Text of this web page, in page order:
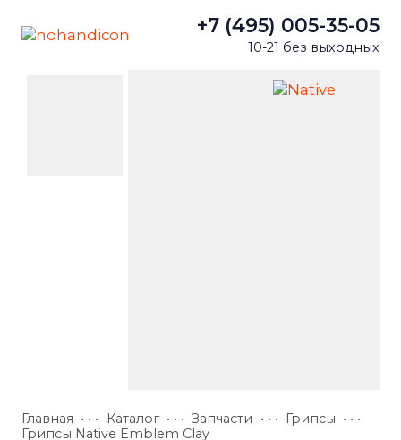
+7 (495) 005-35-05
10-21 без выходных
Главная • • • Каталог • • • Запчасти • • • Грипсы • • •
Грипсы Native Emblem Clay